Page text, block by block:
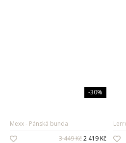
-30%
Mexx
Pánská bunda
3 449 Kč2 419 Kč